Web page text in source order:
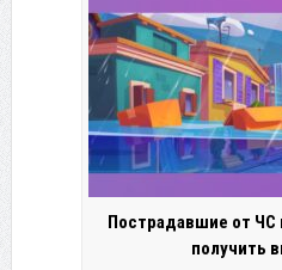
Пострадавшие от ЧС
получить